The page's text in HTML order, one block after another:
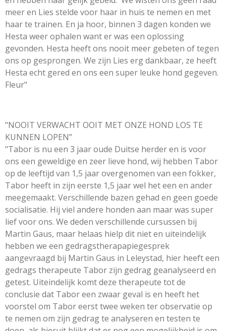
meer en Lies stelde voor haar in huis te nemen en met
haar te trainen. En ja hoor, binnen 3 dagen konden we
Hesta weer ophalen want er was een oplossing
gevonden. Hesta heeft ons nooit meer gebeten of tegen
ons op gesprongen. We zijn Lies erg dankbaar, ze heeft
Hesta echt gered en ons een super leuke hond gegeven.
Fleur"
"NOOIT VERWACHT OOIT MET ONZE HOND LOS TE
KUNNEN LOPEN”
"Tabor is nu een 3 jaar oude Duitse herder en is voor
ons een geweldige en zeer lieve hond, wij hebben Tabor
op de leeftijd van 1,5 jaar overgenomen van een fokker,
Tabor heeft in zijn eerste 1,5 jaar wel het een en ander
meegemaakt. Verschillende bazen gehad en geen goede
socialisatie. Hij viel andere honden aan maar was super
lief voor ons. We deden verschillende cursussen bij
Martin Gaus, maar helaas hielp dit niet en uiteindelijk
hebben we een gedragstherapapiegesprek
aangevraagd bij Martin Gaus in Leleystad, hier heeft een
gedrags therapeute Tabor zijn gedrag geanalyseerd en
getest. Uiteindelijk komt deze therapeute tot de
conclusie dat Tabor een zwaar geval is en heeft het
voorstel om Tabor eerst twee weken ter observatie op
te nemen om zijn gedrag te analyseren en testen te